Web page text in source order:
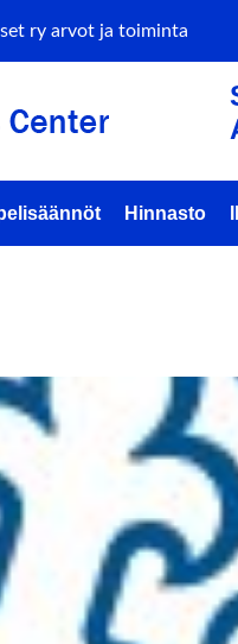
ry arvot ja toiminta
Hinnasto